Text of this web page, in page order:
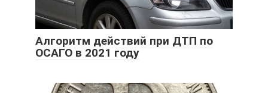
Алгоритм действий при ДТП по
ОСАГО в 2021 году